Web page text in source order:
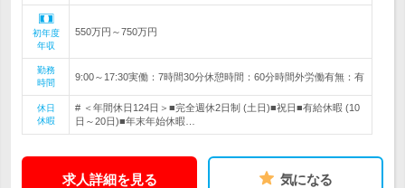
初年度
年収
550万円～750万円
勤務
時間
9:00～17:30実働：7時間30分休憩時間：60分時間外労働有無：有
休日
休暇
# ＜年間休日124日＞■完全週休2日制 (土日)■祝日■有給休暇 (10
日～20日)■年末年始休暇…
求人詳細を見る 気になる